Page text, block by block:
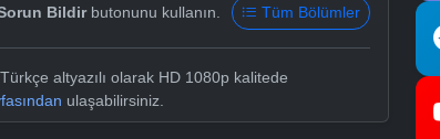
Bildirbutonunu kullanın. Tüm Bölümler
altyazılı olarak HD 1080p kalitede
ulaşabilirsiniz.